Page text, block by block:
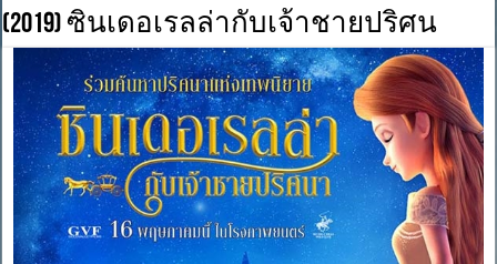
(2019) ซินเดอเรลล่ากับเจ้าชายปริศน